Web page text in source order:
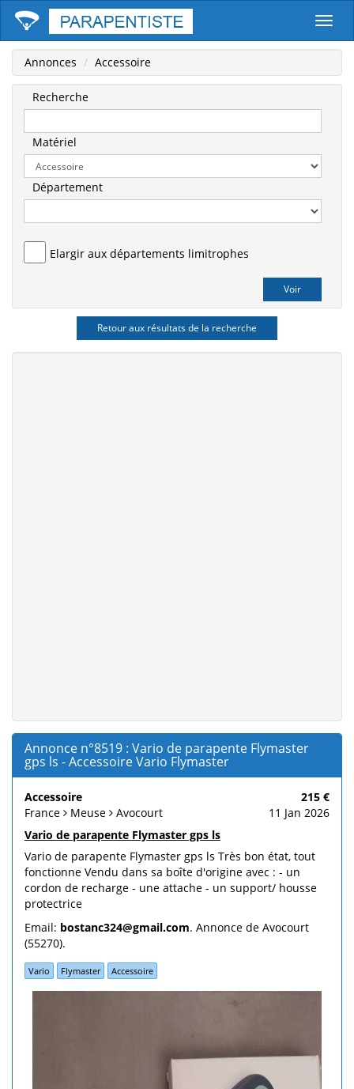
Annonces Accessoire
Recherche
Matériel
Département
Elargir aux départements limitrophes
Retour aux résultats de la recherche
Annonce n°8519 : Vario de parapente Flymaster
gps ls - Accessoire Vario Flymaster
Accessoire
215 €
France
Meuse Avocourt
11 Jan 2026
Vario de parapente Flymaster gps ls
Vario de parapente Flymaster gps ls Très bon état, tout
fonctionne Vendu dans sa boîte d'origine avec : - un
cordon de recharge - une attache - un support/ housse
protectrice
Email: bostanc324@gmail.com. Annonce de Avocourt
(55270).
Vario Flymaster Accessoire